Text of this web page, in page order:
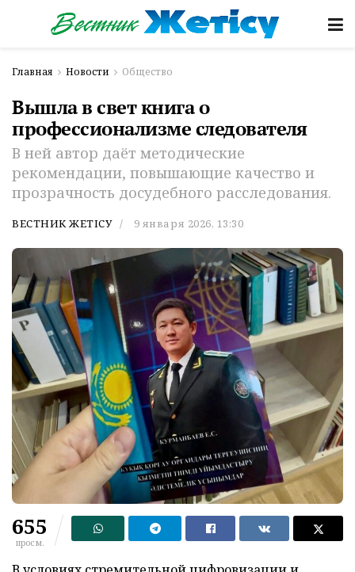
Главная Новости Общество
Вышла в свет книга о
профессионализме следователя
В ней автор даёт методические
рекомендации, повышающие качество и
прозрачность досудебного расследования.
ВЕСТНИК ЖЕТІСУ 9 января 2026, 13:30
655
просм.